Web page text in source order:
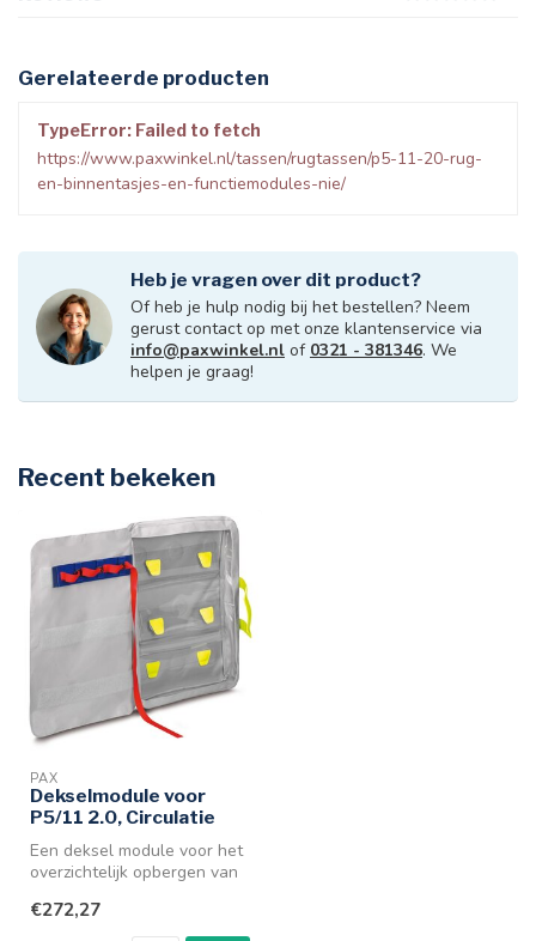
Gerelateerde producten
TypeError: Failed to fetch
https://www.paxwinkel.nl/tassen/rugtassen/p5-11-20-rug-
en-binnentasjes-en-functiemodules-nie/
Heb je vragen over dit product?
Of heb je hulp nodig bij het bestellen? Neem
gerust contact op met onze klantenservice via
info@paxwinkel.nl of 0321 - 381346. We
helpen je graag!
Recent bekeken
PAX
Dekselmodule voor
P5/11 2.0, Circulatie
Een deksel module voor het
overzichtelijk opbergen van
€272,27